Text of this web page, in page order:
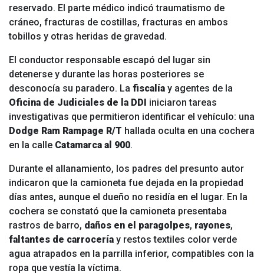
reservado. El parte médico indicó traumatismo de
cráneo, fracturas de costillas, fracturas en ambos
tobillos y otras heridas de gravedad.
El conductor responsable escapó del lugar sin
detenerse y durante las horas posteriores se
desconocía su paradero. La fiscalía y agentes de la
Oficina de Judiciales de la DDI iniciaron tareas
investigativas que permitieron identificar el vehículo: una
Dodge Ram Rampage R/T hallada oculta en una cochera
en la calle Catamarca al 900.
Durante el allanamiento, los padres del presunto autor
indicaron que la camioneta fue dejada en la propiedad
días antes, aunque el dueño no residía en el lugar. En la
cochera se constató que la camioneta presentaba
rastros de barro, daños en el paragolpes, rayones,
faltantes de carrocería y restos textiles color verde
agua atrapados en la parrilla inferior, compatibles con la
ropa que vestía la víctima.